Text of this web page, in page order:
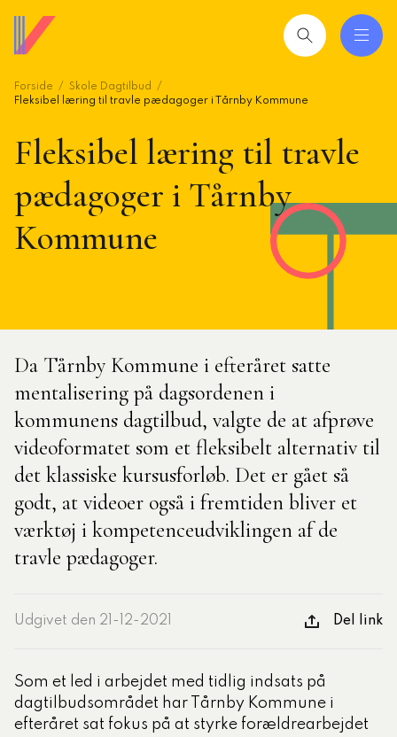
hovedindhold
Forside
Skole Dagtilbud
Fleksibel læring til travle pædagoger i Tårnby Kommune
Fleksibel læring til travle
pædagoger i Tårnby
Kommune
Da Tårnby Kommune i efteråret satte
mentalisering på dagsordenen i
kommunens dagtilbud, valgte de at afprøve
videoformatet som et fleksibelt alternativ til
det klassiske kursusforløb. Det er gået så
godt, at videoer også i fremtiden bliver et
værktøj i kompetenceudviklingen af de
travle pædagoger.
Udgivet den 21-12-2021 Del link
Som et led i arbejdet med tidlig indsats på
dagtilbudsområdet har Tårnby Kommune i
efteråret sat fokus på at styrke forældrearbejdet
uddannelser
artikler
Ledere der lykkes
Formidler- og
moduler – Kommunom